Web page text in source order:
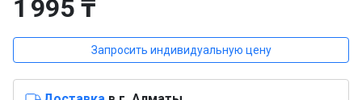
1 995 ₸
Запросить индивидуальную цену